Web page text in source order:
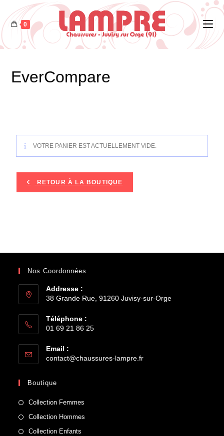
0
EverCompare
VOTRE PANIER EST ACTUELLEMENT VIDE.
RETOUR À LA BOUTIQUE
Nos Coordonnées
Addresse :
38 Grande Rue, 91260 Juvisy-sur-Orge
Téléphone :
01 69 21 86 25
Email :
contact@chaussures-lampre.fr
Boutique
Collection Femmes
Collection Hommes
Collection Enfants